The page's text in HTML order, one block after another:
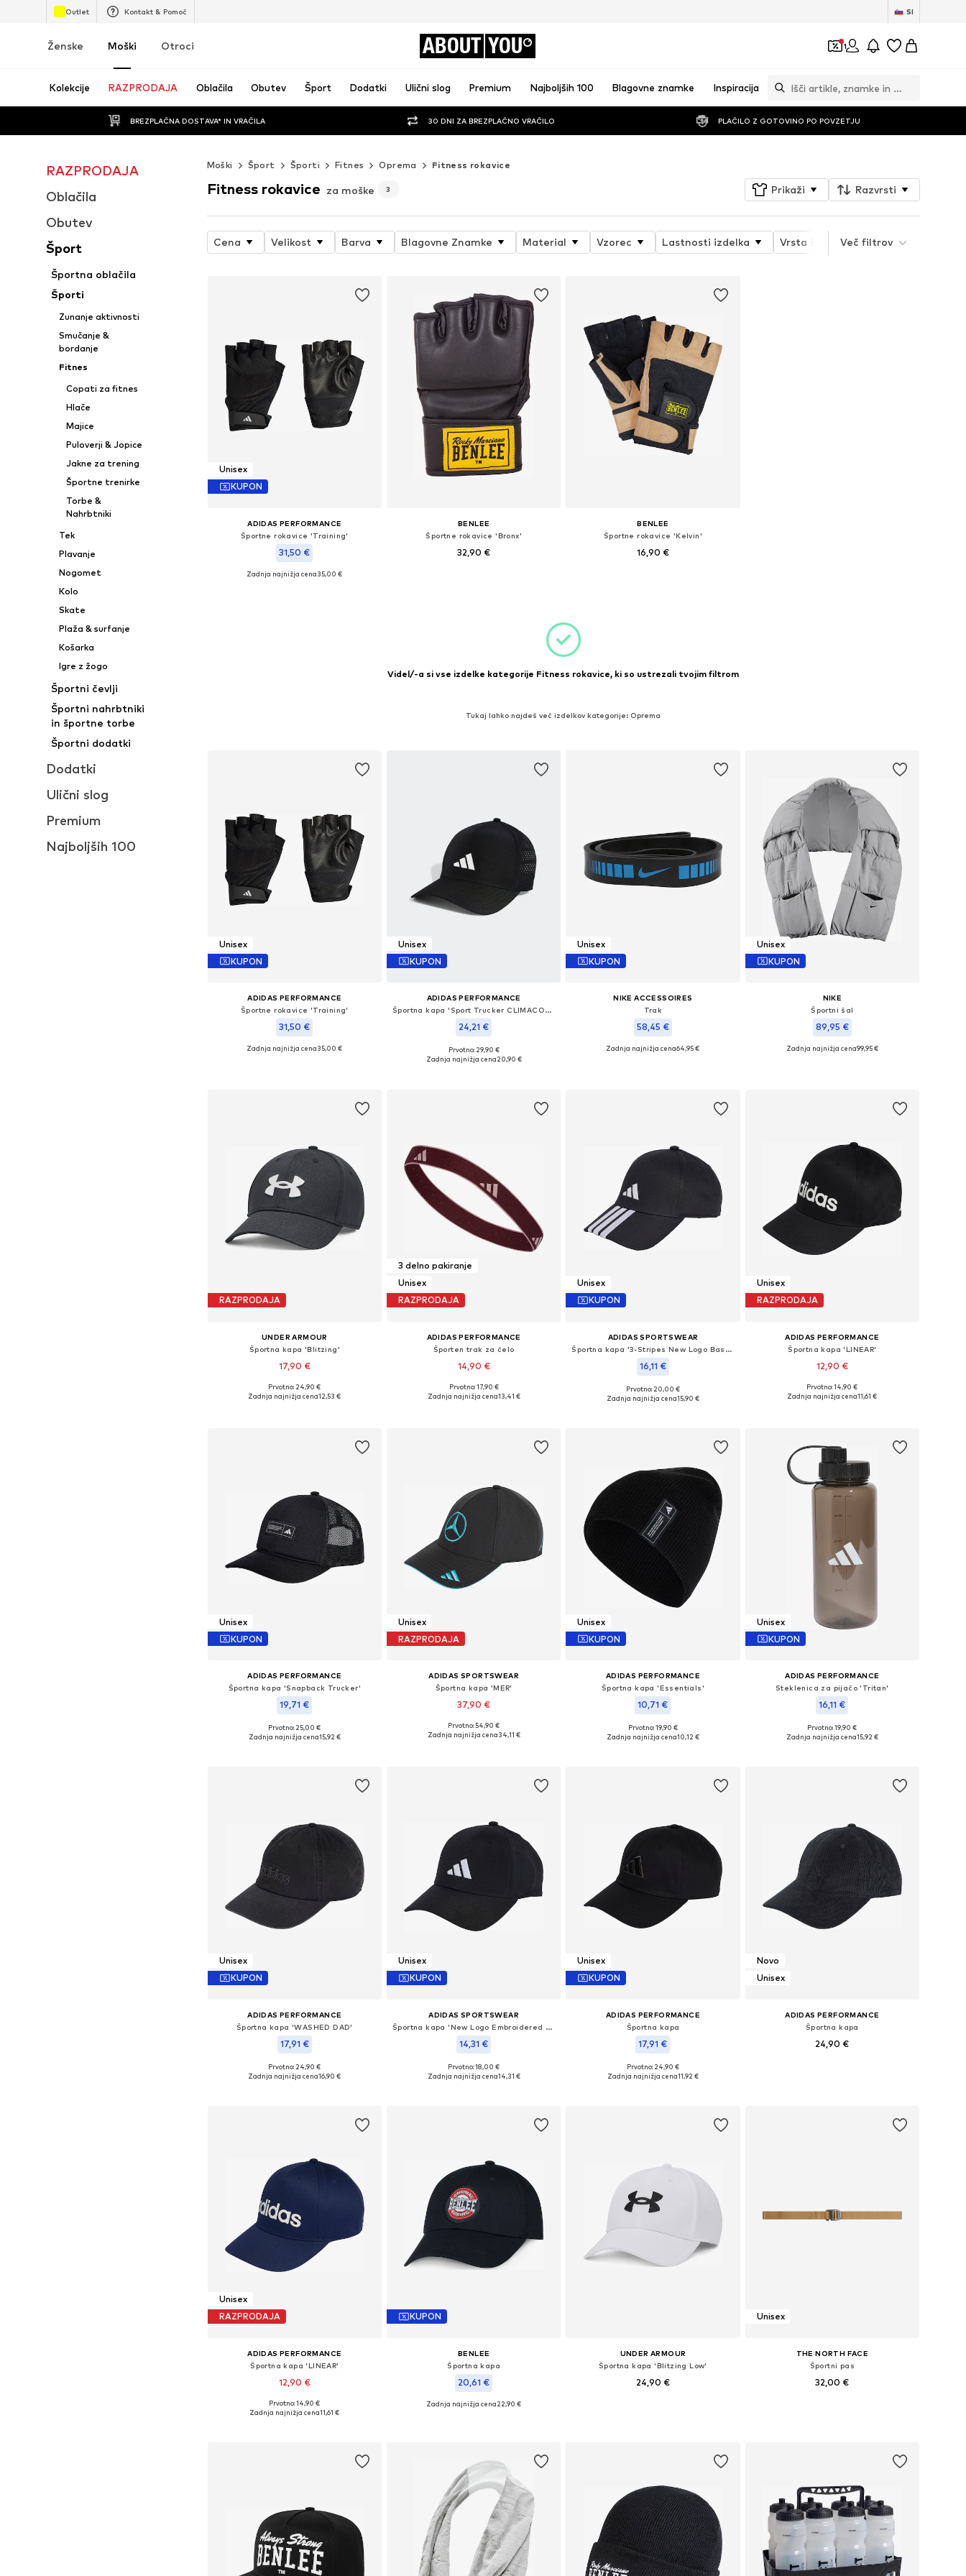
Outlet Kontakt & Pomoč SI
Ženske Moški Otroci ABOUT YOU 1
Kolekcije RAZPRODAJA Oblačila Obutev Šport Dodatki Ulični slog Premium Najboljših 100 Blagovne znamke Inspiracija
BREZPLAČNA DOSTAVA* IN VRAČILA 30 DNI ZA BREZPLAČNO VRAČILO PLAČILO Z GOTOVINO PO POVZETJU
RAZPRODAJA
Oblačila
Obutev
Šport
Športna oblačila
Športi
Zunanje aktivnosti
Smučanje &
bordanje
Fitnes
Copati za fitnes
Hlače
Majice
Puloverji & Jopice
Jakne za trening
Športne trenirke
Torbe &
Nahrbtniki
Tek
Plavanje
Nogomet
Kolo
Skate
Plaža & surfanje
Košarka
Igre z žogo
Športni čevlji
Športni nahrbtniki
in športne torbe
Športni dodatki
Dodatki
Ulični slog
Premium
Najboljših 100
Moški Šport Športi Fitnes Oprema Fitness rokavice
Fitness rokavice za moške 3 Prikaži Razvrsti
Cena Velikost Barva Blagovne Znamke Material Vzorec Lastnosti izdelka Vrsta športa Funkcija
Več filtrov
Unisex
KUPON
ADIDAS PERFORMANCE
Športne rokavice 'Training'
31,50 €
Razpoložljive velikosti: S, M, L, XL
Zadnja najnižja cena35,00 €
BENLEE
Športne rokavice 'Bronx'
32,90 €
BENLEE
Športne rokavice 'Kelvin'
16,90 €
Videl/-a si vse izdelke kategorije Fitness rokavice, ki so ustrezali tvojim filtrom
Tukaj lahko najdeš več izdelkov kategorije: Oprema
Unisex
KUPON
ADIDAS PERFORMANCE
Športne rokavice 'Training'
31,50 €
Razpoložljive velikosti: S, M, L, XL
Zadnja najnižja cena35,00 €
Unisex
KUPON
ADIDAS PERFORMANCE
Športna kapa 'Sport Trucker CLIMACOOL'
24,21 €
Razpoložljive velikosti: 56-57, 58-59
Prvotno: 29,90 €
Zadnja najnižja cena20,90 €
Unisex
KUPON
NIKE ACCESSOIRES
Trak
58,45 €
Razpoložljive velikosti: XS-XL
Zadnja najnižja cena64,95 €
Unisex
KUPON
NIKE
Športni šal
89,95 €
Razpoložljive velikosti: One Size
Zadnja najnižja cena99,95 €
RAZPRODAJA
UNDER ARMOUR
Športna kapa 'Blitzing'
17,90 €
Razpoložljive velikosti: 55-60
Prvotno: 24,90 €
Zadnja najnižja cena12,53 €
3 delno pakiranje
Unisex
RAZPRODAJA
ADIDAS PERFORMANCE
Športen trak za čelo
14,90 €
Razpoložljive velikosti: M/L
Prvotno: 17,90 €
Zadnja najnižja cena13,41 €
Unisex
KUPON
ADIDAS SPORTSWEAR
Športna kapa '3-Stripes New Logo Baseball'
16,11 €
Prvotno: 20,00 €
Zadnja najnižja cena15,90 €
Unisex
RAZPRODAJA
ADIDAS PERFORMANCE
Športna kapa 'LINEAR'
12,90 €
Razpoložljive velikosti: 54-56, 56-58
Prvotno: 14,90 €
Zadnja najnižja cena11,61 €
Unisex
KUPON
ADIDAS PERFORMANCE
Športna kapa 'Snapback Trucker'
19,71 €
Razpoložljive velikosti: 56-57
Prvotno: 25,00 €
Zadnja najnižja cena15,92 €
Unisex
RAZPRODAJA
ADIDAS SPORTSWEAR
Športna kapa 'MER'
37,90 €
Razpoložljive velikosti: 56-58
Prvotno: 54,90 €
Zadnja najnižja cena34,11 €
Unisex
KUPON
ADIDAS PERFORMANCE
Športna kapa 'Essentials'
10,71 €
Razpoložljive velikosti: 58-59
Prvotno: 19,90 €
Zadnja najnižja cena10,12 €
Unisex
KUPON
ADIDAS PERFORMANCE
Steklenica za pijačo 'Tritan'
16,11 €
Razpoložljive velikosti: XS-XL
Prvotno: 19,90 €
Zadnja najnižja cena15,92 €
Unisex
KUPON
ADIDAS PERFORMANCE
Športna kapa 'WASHED DAD'
17,91 €
Razpoložljive velikosti: 56-57, 58-59
Prvotno: 24,90 €
Zadnja najnižja cena16,90 €
Unisex
KUPON
ADIDAS SPORTSWEAR
Športna kapa 'New Logo Embroidered Baseball'
14,31 €
Razpoložljive velikosti: 52-53, 56-57, 58-59
Prvotno: 18,00 €
Zadnja najnižja cena14,31 €
Unisex
KUPON
ADIDAS PERFORMANCE
Športna kapa
17,91 €
Razpoložljive velikosti: 58-59
Prvotno: 24,90 €
Zadnja najnižja cena11,92 €
Novo
Unisex
ADIDAS PERFORMANCE
Športna kapa
24,90 €
Unisex
RAZPRODAJA
ADIDAS PERFORMANCE
Športna kapa 'LINEAR'
12,90 €
Razpoložljive velikosti: 54-56, 56-58
Prvotno: 14,90 €
Zadnja najnižja cena11,61 €
KUPON
BENLEE
Športna kapa
20,61 €
Razpoložljive velikosti: 55-60
Zadnja najnižja cena22,90 €
UNDER ARMOUR
Športna kapa 'Blitzing Low'
24,90 €
Unisex
THE NORTH FACE
Športni pas
32,00 €